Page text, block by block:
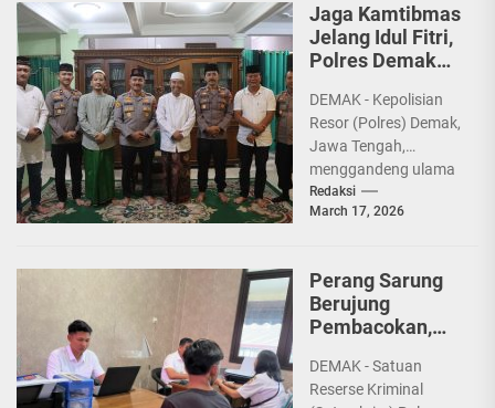
Jaga Kamtibmas
Jelang Idul Fitri,
Polres Demak
dan PCNU
DEMAK - Kepolisian
Resor (Polres) Demak,
Jawa Tengah,
menggandeng ulama
dan tokoh
masyarakat untuk
aman dan...
Redaksi
March 17, 2026
Perang Sarung
Berujung
Pembacokan,
Diamankan
Polisi
DEMAK - Satuan
Reserse Kriminal